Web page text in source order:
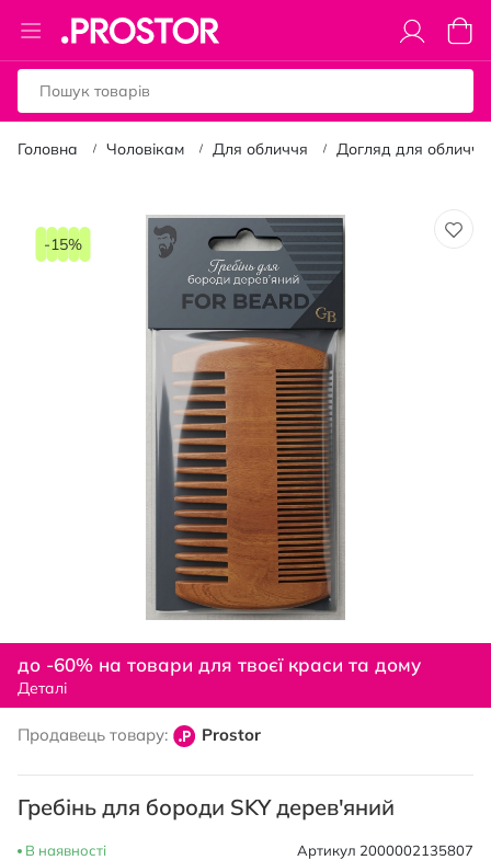
Toggle
Nav
Кошик
Головна Чоловікам Для обличчя Догляд для обличчя
кінця
-15%
початку
галереї
до -60% на товари для твоєї краси та дому
Деталі
Продавець товару: Prostor
Гребінь для бороди SKY дерев'яний
В наявності Артикул 2000002135807